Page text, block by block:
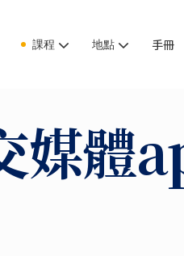
課程 地點 手冊
媒體